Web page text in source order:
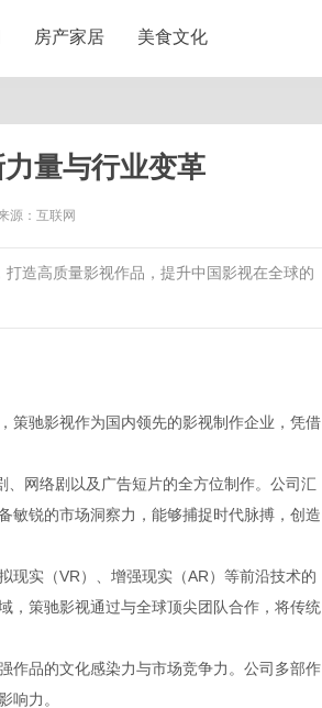
房产家居 美食文化
量与行业变革
源：互联网
造高质量影视作品，提升中国影视在全球的
策驰影视作为国内领先的影视制作企业，凭借
网络剧以及广告短片的全方位制作。公司汇
敏锐的市场洞察力，能够捕捉时代脉搏，创造
现实（VR）、增强现实（AR）等前沿技术的
，策驰影视通过与全球顶尖团队合作，将传统
作品的文化感染力与市场竞争力。公司多部作
响力。